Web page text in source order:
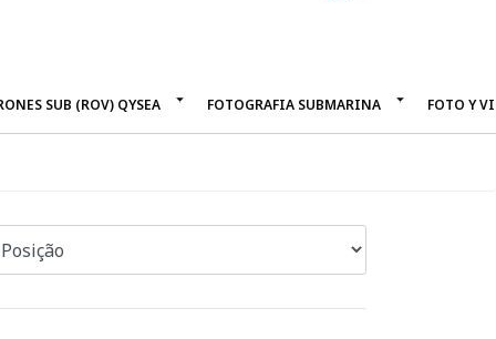
SUB (ROV) QYSEA FOTOGRAFIA SUBMARINA FOTO Y